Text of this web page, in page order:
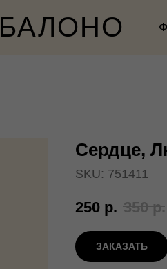
БАЛОНО
Сердце,
SKU: 751411
250 р. 350 р.
ЗАКАЗАТЬ